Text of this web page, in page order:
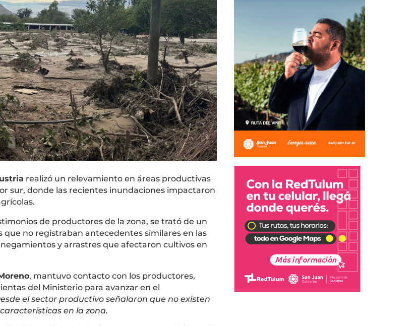
realizó un relevamiento en áreas productivas
sur, donde las recientes inundaciones impactaron
de productores de la zona, se trató de un
que no registraban antecedentes similares en las
y arrastres que afectaron cultivos en
, mantuvo contacto con los productores,
del Ministerio para avanzar en el
el sector productivo señalaron que no existen
en la zona.